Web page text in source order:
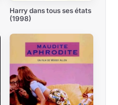
Harry dans tous ses états
(1998)